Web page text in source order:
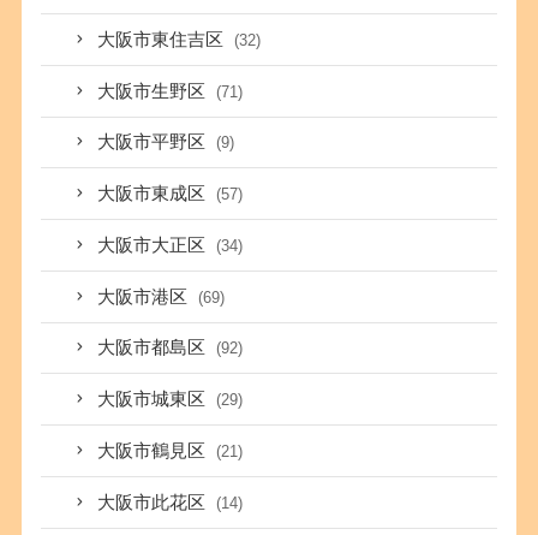
大阪市東住吉区 (32)
大阪市生野区 (71)
大阪市平野区 (9)
大阪市東成区 (57)
大阪市大正区 (34)
大阪市港区 (69)
大阪市都島区 (92)
大阪市城東区 (29)
大阪市鶴見区 (21)
大阪市此花区 (14)